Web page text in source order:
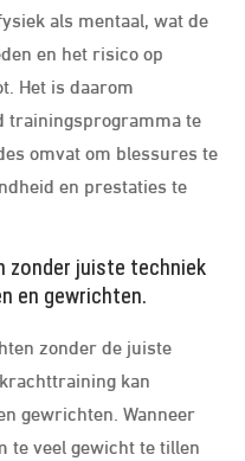
als mentaal, wat de
en het risico op
Het is daarom
trainingsprogramma te
omvat om blessures te
en prestaties te
zonder juiste techniek
en gewrichten.
zonder de juiste
kan
gewrichten. Wanneer
te veel gewicht te tillen